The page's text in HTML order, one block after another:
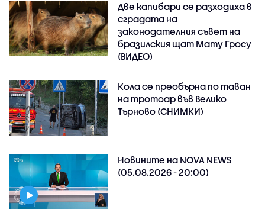
Две капибари се разходиха в
сградата на
законодателния съвет на
бразилския щат Мату Гросу
(ВИДЕО)
Кола се преобърна по таван
на тротоар във Велико
Търново (СНИМКИ)
Новините на NOVA NEWS
(05.08.2026 - 20:00)